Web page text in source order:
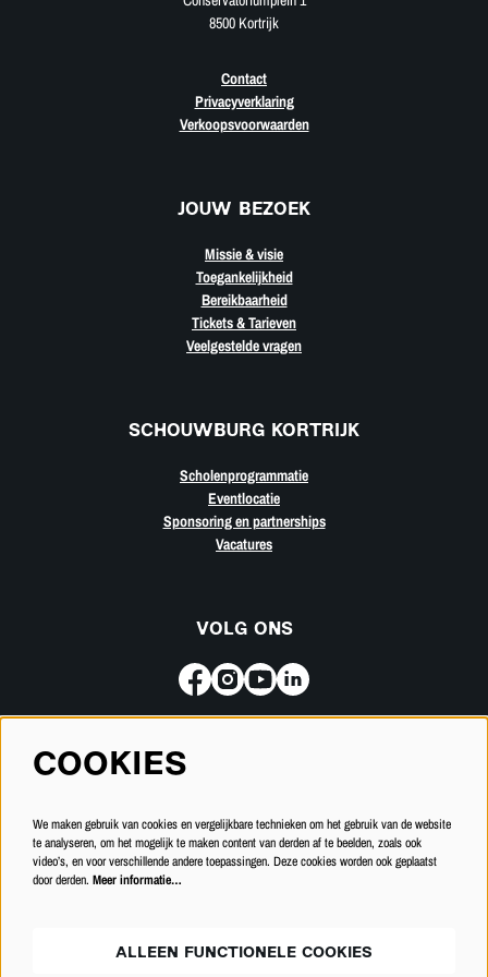
8500 Kortrijk
Contact
Privacyverklaring
Verkoopsvoorwaarden
JOUW BEZOEK
Missie & visie
Toegankelijkheid
Bereikbaarheid
Tickets & Tarieven
Veelgestelde vragen
SCHOUWBURG KORTRIJK
Scholenprogrammatie
Eventlocatie
Sponsoring en partnerships
Vacatures
VOLG ONS
Meld je aan voor de nieuwsbrief
INSCHRIJVEN
COOKIES
We maken gebruik van cookies en vergelijkbare technieken om het gebruik van de website
te analyseren, om het mogelijk te maken content van derden af te beelden, zoals ook
video’s, en voor verschillende andere toepassingen. Deze cookies worden ook geplaatst
door derden. Meer informatie…
ALLEEN FUNCTIONELE COOKIES